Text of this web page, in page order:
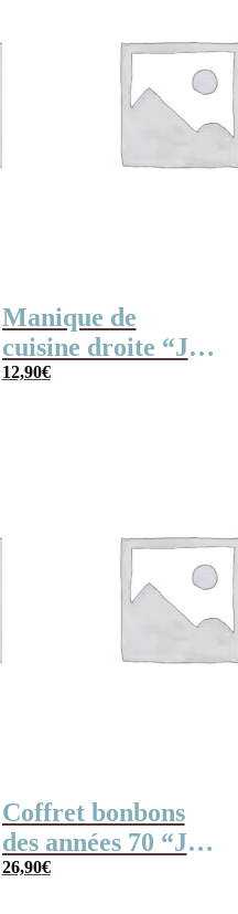
Manique de
cuisine droite “Je
suis un tonton qui
12,90€
Coffret bonbons
des années 70 “Je
suis un tonton qui
26,90€